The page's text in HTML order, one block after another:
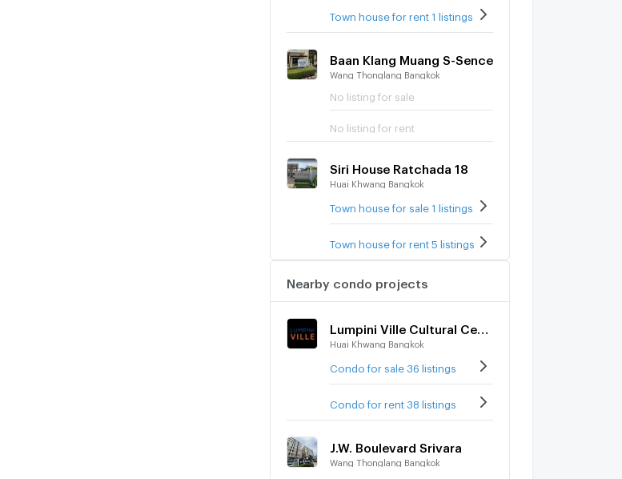
Nearby condo projects
Huai Khwang Bangkok
Condo for sale 36 listings
Condo for rent 38 listings
J.W. Boulevard Srivara
Wang Thonglang Bangkok
Town house for rent 1 listings
Baan Klang Muang S-Sence
Wang Thonglang Bangkok
No listing for sale
No listing for rent
Siri House Ratchada 18
Huai Khwang Bangkok
Town house for sale 1 listings
Town house for rent 5 listings